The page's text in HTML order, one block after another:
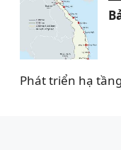
Phát triển hạ